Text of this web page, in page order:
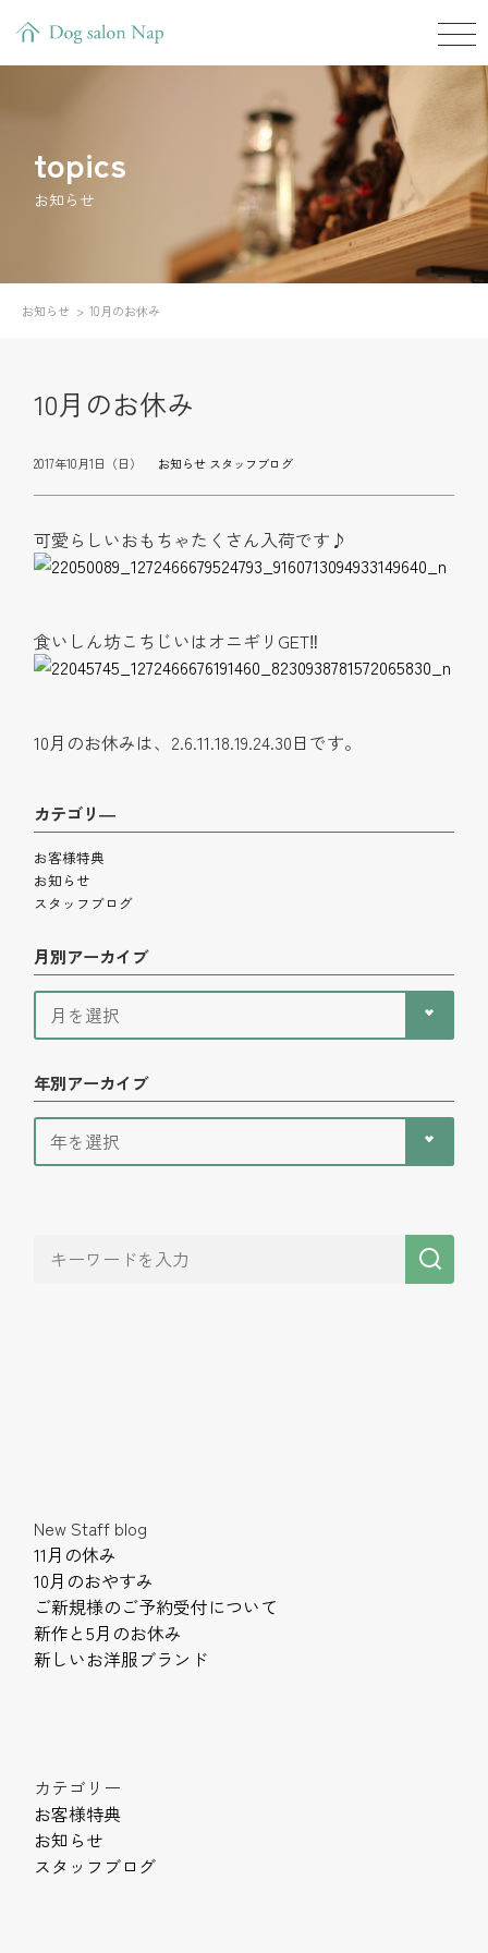
topics
お知らせ
お知らせ 10月のお休み
10月のお休み
2017年10月1日（日） お知らせ スタッフブログ
可愛らしいおもちゃたくさん入荷です♪
食いしん坊こちじいはオニギリGET‼︎
10月のお休みは、2.6.11.18.19.24.30日です。
カテゴリ―
お客様特典
お知らせ
スタッフブログ
月別アーカイブ
年別アーカイブ
New Staff blog
11月の休み
10月のおやすみ
ご新規様のご予約受付について
新作と5月のお休み
新しいお洋服ブランド
カテゴリー
お客様特典
お知らせ
スタッフブログ